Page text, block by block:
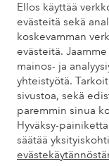
Ellos käyttää
evästeitä sekä
koskevamman
evästeitä.
mainos- ja
yhteistyötä.
sivustoa, sekä
paremmin sinua
Hyväksy-
säätää
Omat sivut
Tietoa Elloksesta
Palvelumme